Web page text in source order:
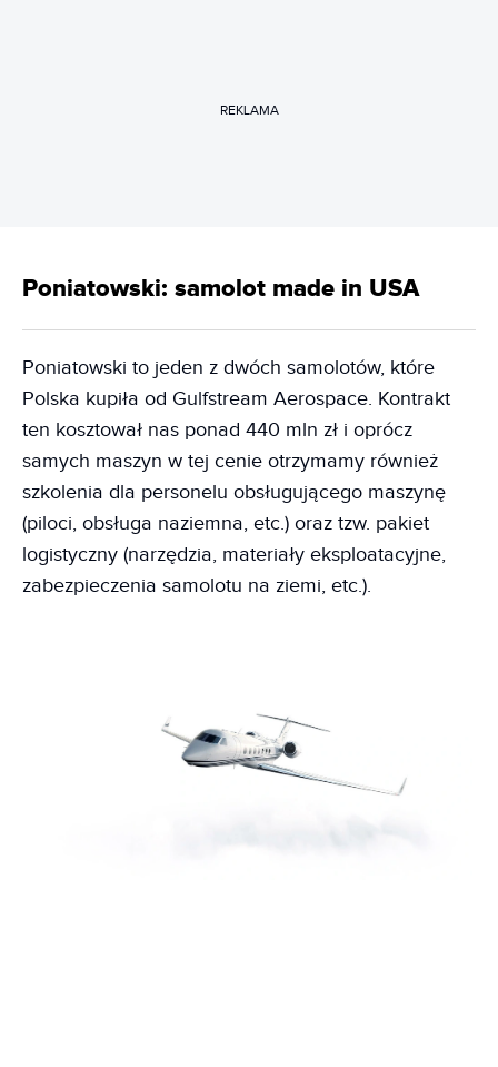
REKLAMA
Poniatowski: samolot made in USA
Poniatowski to jeden z dwóch samolotów, które
Polska kupiła od Gulfstream Aerospace. Kontrakt
ten kosztował nas ponad 440 mln zł i oprócz
samych maszyn w tej cenie otrzymamy również
szkolenia dla personelu obsługującego maszynę
(piloci, obsługa naziemna, etc.) oraz tzw. pakiet
logistyczny (narzędzia, materiały eksploatacyjne,
zabezpieczenia samolotu na ziemi, etc.).